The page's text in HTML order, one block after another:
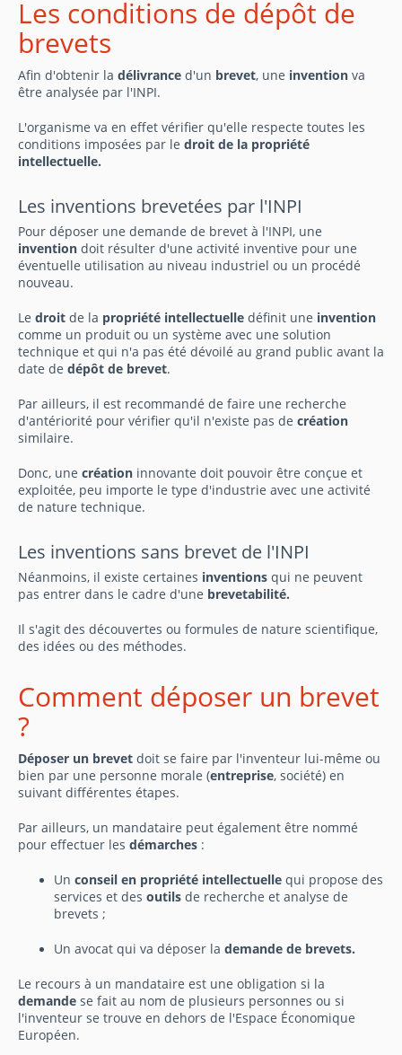
Les conditions de dépôt de
brevets
Afin d'obtenir la délivrance d'un brevet, une invention va
être analysée par l'INPI.
L'organisme va en effet vérifier qu'elle respecte toutes les
conditions imposées par le droit de la propriété
intellectuelle.
Les inventions brevetées par l'INPI
Pour déposer une demande de brevet à l'INPI, une
invention doit résulter d'une activité inventive pour une
éventuelle utilisation au niveau industriel ou un procédé
nouveau.
Le droit de la propriété intellectuelle définit une invention
comme un produit ou un système avec une solution
technique et qui n'a pas été dévoilé au grand public avant la
date de dépôt de brevet.
Par ailleurs, il est recommandé de faire une recherche
d'antériorité pour vérifier qu'il n'existe pas de création
similaire.
Donc, une création innovante doit pouvoir être conçue et
exploitée, peu importe le type d'industrie avec une activité
de nature technique.
Les inventions sans brevet de l'INPI
Néanmoins, il existe certaines inventions qui ne peuvent
pas entrer dans le cadre d'une brevetabilité.
Il s'agit des découvertes ou formules de nature scientifique,
des idées ou des méthodes.
Comment déposer un brevet
?
Déposer un brevet doit se faire par l'inventeur lui-même ou
bien par une personne morale (entreprise, société) en
suivant différentes étapes.
Par ailleurs, un mandataire peut également être nommé
pour effectuer les démarches :
Un conseil en propriété intellectuelle qui propose des
services et des outils de recherche et analyse de
brevets ;
Un avocat qui va déposer la demande de brevets.
Le recours à un mandataire est une obligation si la
demande se fait au nom de plusieurs personnes ou si
l'inventeur se trouve en dehors de l'Espace Économique
Européen.